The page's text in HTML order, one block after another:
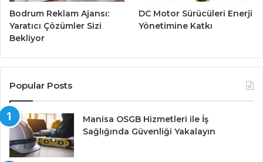
Bodrum Reklam Ajansı:
Yaratıcı Çözümler Sizi
Bekliyor
DC Motor Sürücüleri Enerji
Yönetimine Katkı
Popular Posts
Manisa OSGB Hizmetleri ile İş
Sağlığında Güvenliği Yakalayın